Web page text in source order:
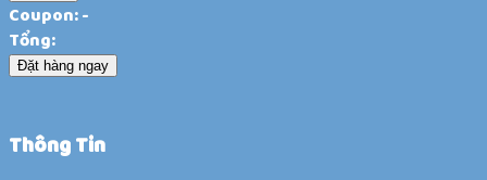
Coupon: -
Tổng:
Đặt hàng ngay
Thông Tin